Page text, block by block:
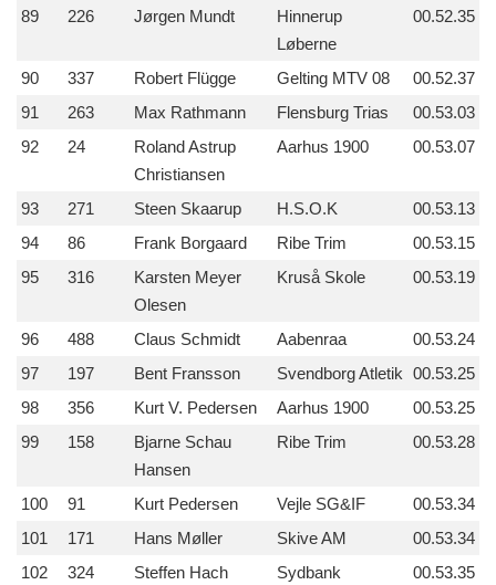
89 226 Jørgen Mundt
Hinnerup
Løberne
00.52.35
90 337 Robert Flügge Gelting MTV 08
00.52.37
91
263 Max Rathmann Flensburg Trias
00.53.03
92
24
Roland Astrup
Christiansen
Aarhus 1900 00.53.07
93 271 Steen Skaarup H.S.O.K
00.53.13
94
86 Frank Borgaard Ribe Trim
00.53.15
95
316
Karsten Meyer
Olesen
Kruså Skole 00.53.19
96 488 Claus Schmidt Aabenraa
00.53.24
97
197 Bent Fransson Svendborg Atletik 00.53.25
98
356 Kurt V. Pedersen Aarhus 1900
00.53.25
99
158
Bjarne Schau
Hansen
Ribe Trim 00.53.28
100 91 Kurt Pedersen Vejle SG&IF
00.53.34
101
171 Hans Møller Skive AM
00.53.34
102
324 Steffen Hach Sydbank 00.53.35